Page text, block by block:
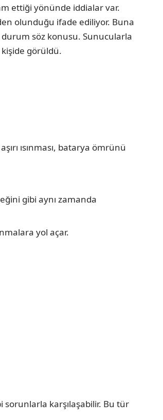
ettiği yönünde iddialar var.
olunduğu ifade ediliyor. Buna
durum söz konusu. Sunucularla
görüldü.
ısınması, batarya ömrünü
gibi aynı zamanda
yol açar.
sorunlarla karşılaşabilir. Bu tür